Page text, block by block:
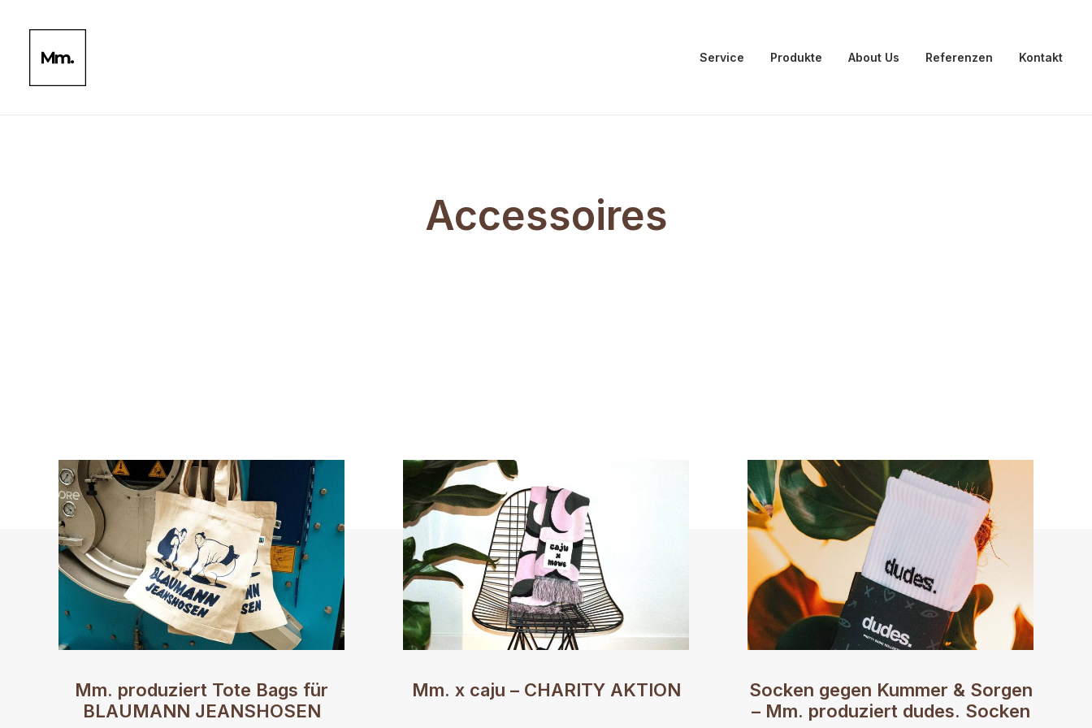
Service Produkte About Us Referenzen Kontakt
Accessoires
Mm. produziert Tote Bags für
BLAUMANN JEANSHOSEN
Mm. x caju – CHARITY AKTION
Socken gegen Kummer & Sorgen
– Mm. produziert dudes. Socken